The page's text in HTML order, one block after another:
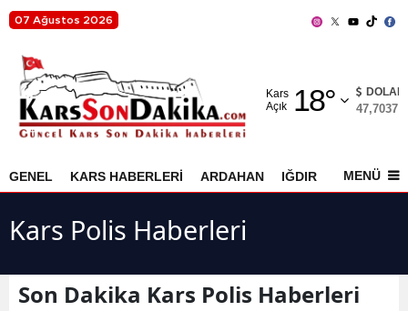
07 Ağustos 2026
Kars
Açık
18°
Adıyaman
Ağrı
Antalya
DOLAR
47,7037
GENEL KARS HABERLERİ ARDAHAN IĞDIR AKYAKA
MENÜ
Kars Polis Haberleri
Son Dakika Kars Polis Haberleri